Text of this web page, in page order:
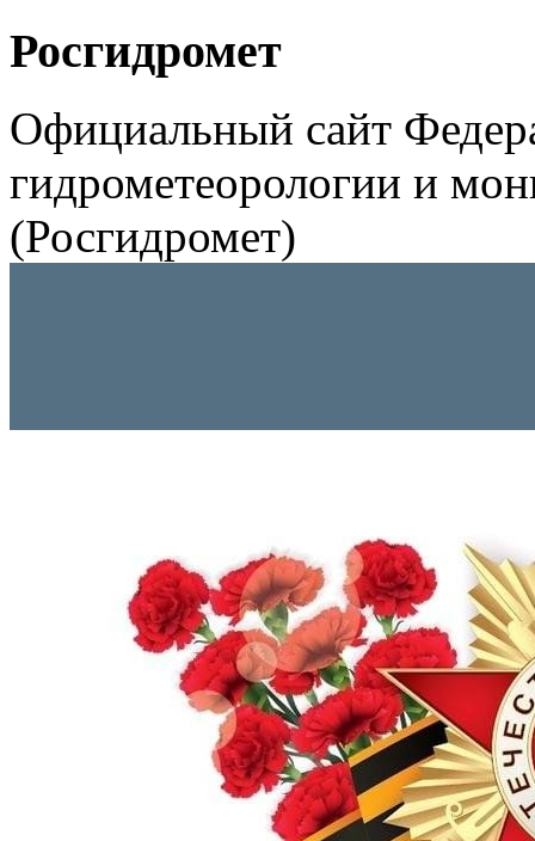
Росгидромет
Официальный сайт
гидрометеорологии и
(Росгидромет)